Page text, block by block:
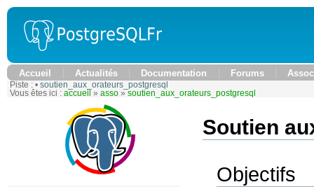
Accueil Actualités Documentation Forums
Piste : • soutien_aux_orateurs_postgresql
Vous êtes ici : accueil » asso » soutien_aux_orateurs_postgresql
Soutien
Objectifs